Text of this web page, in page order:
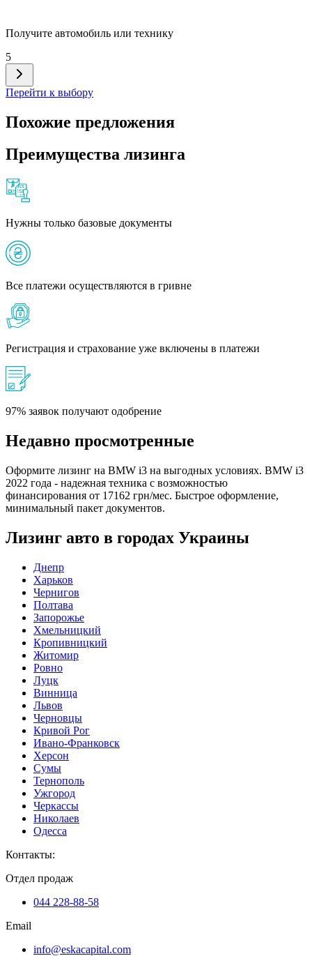
Получите автомобиль или технику
5
Перейти к выбору
Похожие предложения
Преимущества лизинга
Нужны только базовые документы
Все платежи осуществляются в гривне
Регистрация и страхование уже включены в платежи
97% заявок получают одобрение
Недавно просмотренные
Оформите лизинг на BMW i3 на выгодных условиях. BMW i3
2022 года - надежная техника с возможностью
финансирования от 17162 грн/мес. Быстрое оформление,
минимальный пакет документов.
Лизинг авто в городах Украины
Днепр
Харьков
Чернигов
Полтава
Запорожье
Хмельницкий
Кропивницкий
Житомир
Ровно
Луцк
Винница
Львов
Черновцы
Кривой Рог
Ивано-Франковск
Херсон
Сумы
Тернополь
Ужгород
Черкассы
Николаев
Одесса
Контакты:
Отдел продаж
044 228-88-58
Email
info@eskacapital.com